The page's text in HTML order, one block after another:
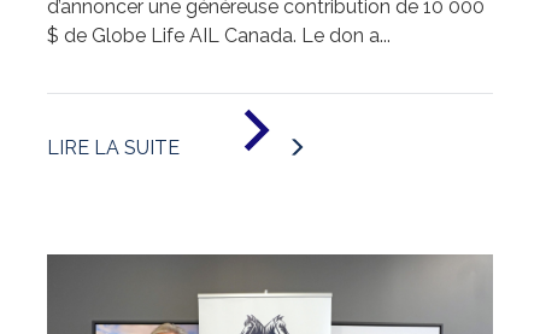
d’annoncer une généreuse contribution de 10 000
$ de Globe Life AIL Canada. Le don a...
LIRE LA SUITE
«
2025
CANADA
LA
FONDATION